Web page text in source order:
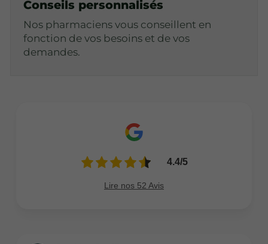
Conseils personnalisés
Nos pharmaciens vous conseillent en
fonction de vos besoins et de vos
demandes.